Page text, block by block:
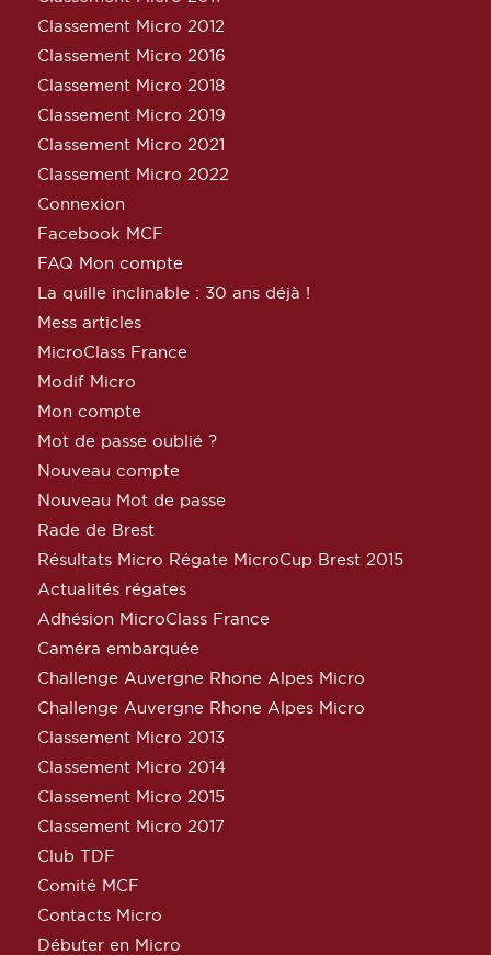
Classement Micro 2012
Classement Micro 2016
Classement Micro 2018
Classement Micro 2019
Classement Micro 2021
Classement Micro 2022
Connexion
Facebook MCF
FAQ Mon compte
La quille inclinable : 30 ans déjà !
Mess articles
MicroClass France
Modif Micro
Mon compte
Mot de passe oublié ?
Nouveau compte
Nouveau Mot de passe
Rade de Brest
Résultats Micro Régate MicroCup Brest 2015
Actualités régates
Adhésion MicroClass France
Caméra embarquée
Challenge Auvergne Rhone Alpes Micro
Challenge Auvergne Rhone Alpes Micro
Classement Micro 2013
Classement Micro 2014
Classement Micro 2015
Classement Micro 2017
Club TDF
Comité MCF
Contacts Micro
Débuter en Micro